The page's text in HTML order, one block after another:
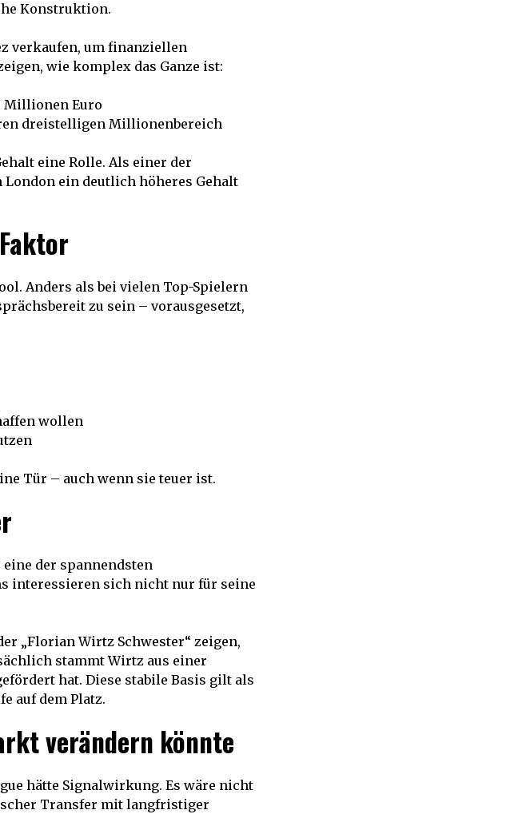
Konstruktion.
verkaufen, um finanziellen
wie komplex das Ganze ist:
Millionen Euro
dreistelligen Millionenbereich
eine Rolle. Als einer der
ein deutlich höheres Gehalt
Anders als bei vielen Top-Spielern
zu sein – vorausgesetzt,
wollen
Tür – auch wenn sie teuer ist.
der spannendsten
interessieren sich nicht nur für seine
„Florian Wirtz Schwester“ zeigen,
stammt Wirtz aus einer
hat. Diese stabile Basis gilt als
auf dem Platz.
verändern könnte
hätte Signalwirkung. Es wäre nicht
Transfer mit langfristiger